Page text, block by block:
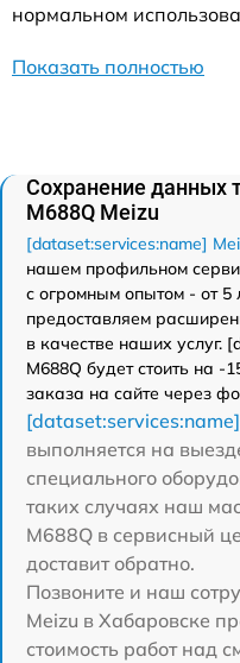
нормальном
Показать полностью
Сохранение данных
M688Q Meizu
[dataset:services:name]
нашем профильном
с огромным опытом - от 5
предоставляем
в качестве наших услуг.
M688Q будет стоить на
заказа на сайте через
выполняется на
специального
таких случаях наш
M688Q в сервисный
доставит обратно.
Позвоните и наш
Meizu в Хабаровске
стоимость работ над